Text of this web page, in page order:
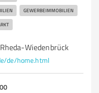
GEWERBEIMMOBILIEN
Wiedenbrück
de/home.html